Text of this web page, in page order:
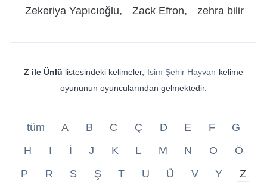
Zekeriya Yapıcıoğlu Zack Efron zehra bilir
Z ile Ünlü listesindeki kelimeler, İsim Şehir Hayvan kelime
oyununun oyuncularından gelmektedir.
tüm A B C Ç D E F
G
H
I İ J K L M N O
Ö
P
R S Ş T U Ü V Y Z